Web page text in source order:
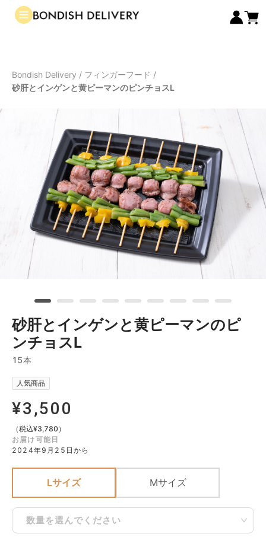
Bondish Delivery / フィンガーフード /
砂肝とインゲンと黄ピーマンのピンチョスL
砂肝とインゲンと黄ピーマンのピ
ンチョスL
15本
人気商品
¥3,500
（税込¥3,780 ）
お届け可能日
2024年9月25日から
Lサイズ Mサイズ
数量を選んでください